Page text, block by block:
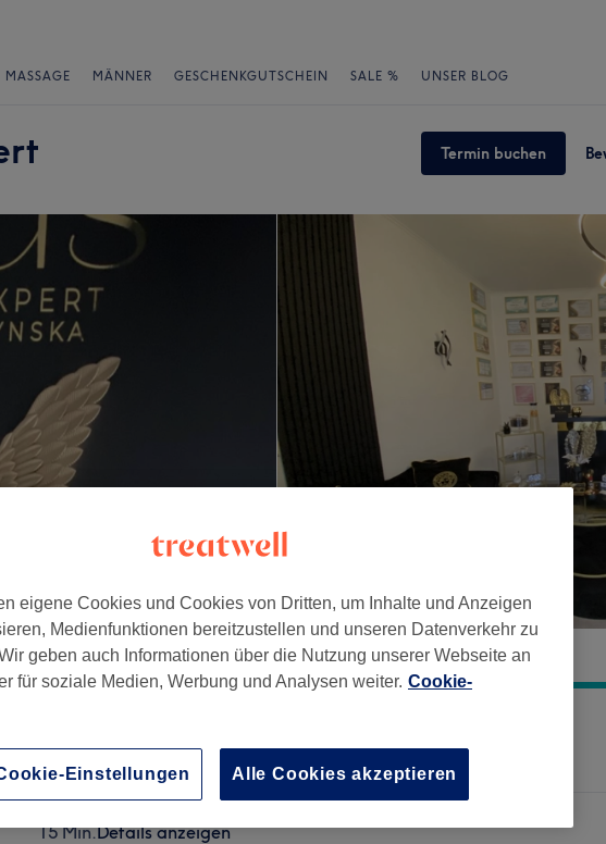
MASSAGE MÄNNER GESCHENKGUTSCHEIN SALE % UNSER BLOG
Termin buchen
30 Min. - 1 Std.Details anzeigen
Augenbrauen zupfen
15 Min.Details anzeigen
eigene Cookies und Cookies von Dritten, um Inhalte und Anzeigen
Medienfunktionen bereitzustellen und unseren Datenverkehr zu
geben auch Informationen über die Nutzung unserer Webseite an
für soziale Medien, Werbung und Analysen weiter. Cookie-
Einstellungen Alle Cookies akzeptieren